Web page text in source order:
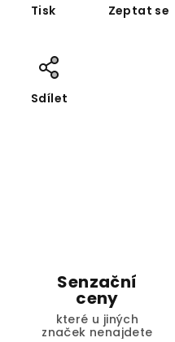
Tisk Zeptat se
Sdílet
Senzační
ceny
které u jiných
značek nenajdete